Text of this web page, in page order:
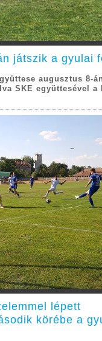
játszik a gyulai
augusztus 8-
SKE együttesével a
lépett
körébe a